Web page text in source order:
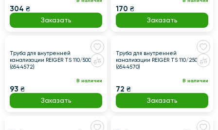
304 ₴
Заказать
170 ₴
Заказать
Труба для внутренней
канализации REIGER TS 110/500 мм
(6544572)
В наличии
93 ₴
Заказать
Труба для внутренней
канализации REIGER TS 110/250 мм
(6544570)
В наличии
72 ₴
Заказать